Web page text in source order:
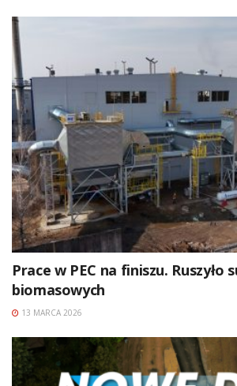
Prace w PEC na finiszu. Ruszyło
biomasowych
13 MARCA 2026